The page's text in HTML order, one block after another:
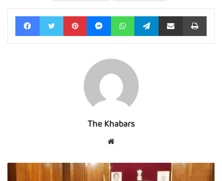
FacebookTwitter PinterestMessengerWhatsAppTelegramShare via Email Print
The Khabars
Website